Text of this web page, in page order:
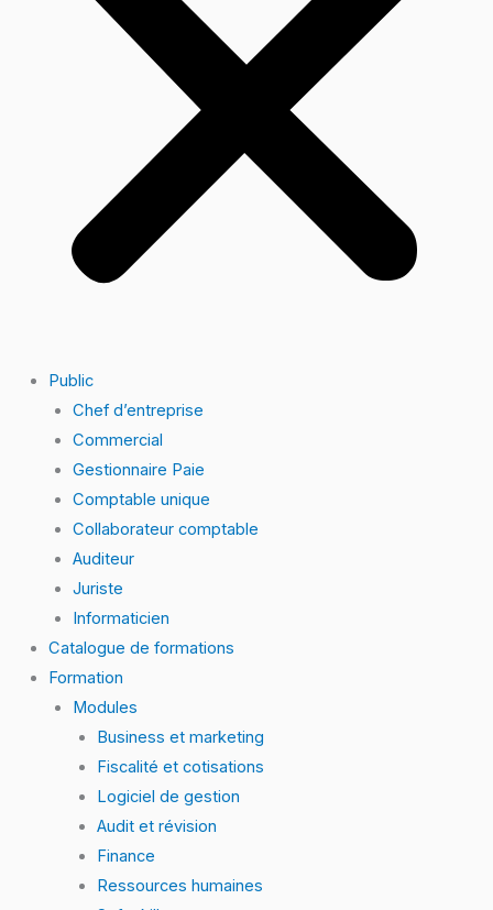
Public
Chef d’entreprise
Commercial
Gestionnaire Paie
Comptable unique
Collaborateur comptable
Auditeur
Juriste
Informaticien
Catalogue de formations
Formation
Modules
Business et marketing
Fiscalité et cotisations
Logiciel de gestion
Audit et révision
Finance
Ressources humaines